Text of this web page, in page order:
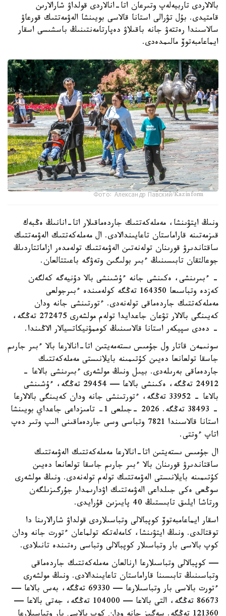
بالالاردى تاربيەلەپ وتىرعان اتا-انالاردى قولداۋ شارالارىن
قامتيدى. بۇل تۋرالى استانا قالاسى بويىنشا الەۋمەتتىك قورعاۋ
سالاسىندا رەتتەۋ جانە باقىلاۋ دەپارتامەنتىنىڭ باسشىسى اسقار
ايماعامبەتوۆ مالىمدەدى.
Фото: Александр Павский/Kazinform
ونىڭ ايتۋىنشا، مەملەكەتتىك جاردەماقىلار اتا-انانىڭ ەڭبەك
قىزمەتىنە قاراماستان تاعايىندالادى. ال مەملەكەتتىك الەۋمەتتىك
ساقتاندىرۋ قورىنان تولەنەتىن الەۋمەتتىك تولەمدەر ازاماتتاردىڭ
جوعالتقان تابىسىنىڭ ءبىر بولىگىن وتەۋگە باعىتتالعان.
- ءبىرىنشى، ەكىنشى جانە ءۇشىنشى بالا دۇنيەگە كەلگەن
كەزدە وتباسىعا 164350 تەڭگە كولەمىندە ءبىرجولعى
مەملەكەتتىك جاردەماقى تولەنەدى. ءتورتىنشى جانە ودان
كەيىنگى بالالار تۋعان جاعدايدا تولەم مولشەرى 272475 تەڭگە،
- دەدى سپيكەر استانا قالاسىنىڭ كوممۋنيكاتسيالار الاڭىندا.
سونىمەن قاتار ول جۇمىس ىستەمەيتىن اتا-انالارعا بالا ءبىر جارىم
جاسقا تولعانعا دەيىن كۇتىمىنە بايلانىستى مەملەكەتتىك
جاردەماقى بەرىلەدى. بيىل ونىڭ مولشەرى ءبىرىنشى بالاعا -
24912 تەڭگە، ەكىنشى بالاعا — 29454 تەڭگە، ءۇشىنشى
بالاعا - 33952 تەڭگە، ءتورتىنشى جانە ودان كەيىنگى بالالارعا
- 38493 تەڭگە. 2026 -جىلعى 1- تامىزداعى جاعداي بويىنشا
استانا قالاسىندا 7821 وتباسى وسى جاردەماقىنى الىپ وتىر دەپ
اتاپ ءوتتى.
ال جۇمىس ىستەيتىن اتا-انالارعا مەملەكەتتىك الەۋمەتتىك
ساقتاندىرۋ قورىنان بالا ءبىر جارىم جاسقا تولعانعا دەيىن
كۇتىمىنە بايلانىستى الەۋمەتتىك تولەم تولەنەدى. ونىڭ مولشەرى
سوڭعى ەكى جىلداعى الەۋمەتتىك اۋدارىمدار جۇرگىزىلگەن
ورتاشا ايلىق تابىستىڭ 40 پايىزىن قۇرايدى.
اسقار ايماعامبەتوۆ كوپبالالى وتباسىلاردى قولداۋ شارالارىنا دا
توقتالدى. ونىڭ ايتۋىنشا، كامەلەتكە تولماعان ءتورت جانە ودان
كوپ بالاسى بار وتباسىلار كوپبالالى وتباسى رەتىندە تانىلادى.
— كوپبالالى وتباسىلارعا ارنالعان مەملەكەتتىك جاردەماقى
وتباسىنىڭ تابىسىنا قاراماستان تاعايىندالادى. ونىڭ مولشەرى
ءتورت بالاسى بار وتباسىلارعا — 69330 تەڭگە، بەس بالاعا —
86673 تەڭگە، التى بالاعا — 104000 تەڭگە، جەتى بالاعا —